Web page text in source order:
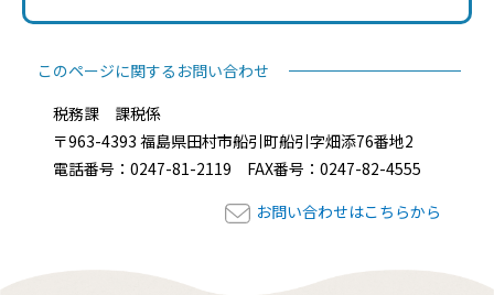
このページに関するお問い合わせ
税務課 課税係
〒963-4393 福島県田村市船引町船引字畑添76番地2
電話番号：0247-81-2119 FAX番号：0247-82-4555
お問い合わせはこちらから